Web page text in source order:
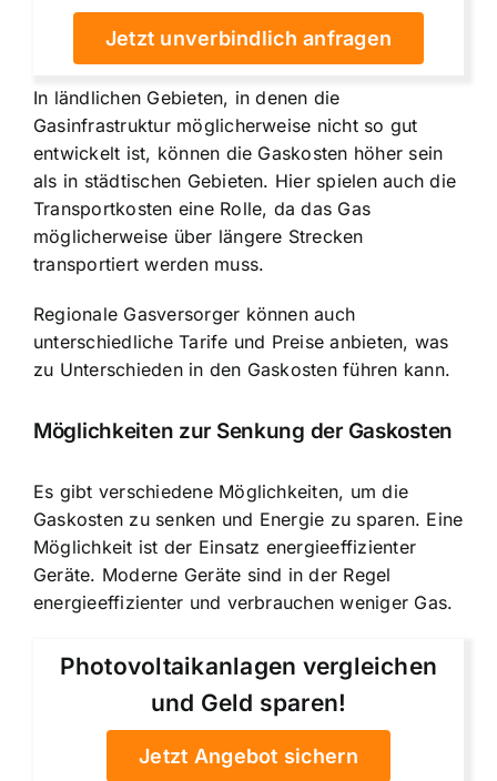
Jetzt unverbindlich anfragen
In ländlichen Gebieten, in denen die
Gasinfrastruktur möglicherweise nicht so gut
entwickelt ist, können die Gaskosten höher sein
als in städtischen Gebieten. Hier spielen auch die
Transportkosten eine Rolle, da das Gas
möglicherweise über längere Strecken
transportiert werden muss.
Regionale Gasversorger können auch
unterschiedliche Tarife und Preise anbieten, was
zu Unterschieden in den Gaskosten führen kann.
Möglichkeiten zur Senkung der Gaskosten
Es gibt verschiedene Möglichkeiten, um die
Gaskosten zu senken und Energie zu sparen. Eine
Möglichkeit ist der Einsatz energieeffizienter
Geräte. Moderne Geräte sind in der Regel
energieeffizienter und verbrauchen weniger Gas.
Photovoltaikanlagen vergleichen
und Geld sparen!
Jetzt Angebot sichern